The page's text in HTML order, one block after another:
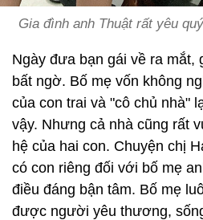
Gia đình anh Thuật rất yêu
Ngày đưa bạn gái về ra mắt,
bất ngờ. Bố mẹ vốn không
của con trai và "cô chủ nhà"
vậy. Nhưng cả nhà cũng rất
hệ của hai con. Chuyện chị
có con riêng đối với bố mẹ
điều đáng bận tâm. Bố mẹ
được người yêu thương,